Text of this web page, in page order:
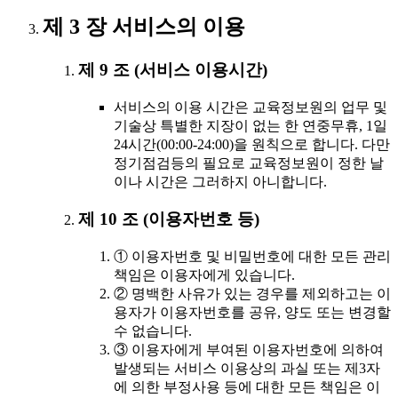
제 3 장 서비스의 이용
제 9 조 (서비스 이용시간)
서비스의 이용 시간은 교육정보원의 업무 및
기술상 특별한 지장이 없는 한 연중무휴, 1일
24시간(00:00-24:00)을 원칙으로 합니다. 다만
정기점검등의 필요로 교육정보원이 정한 날
이나 시간은 그러하지 아니합니다.
제 10 조 (이용자번호 등)
① 이용자번호 및 비밀번호에 대한 모든 관리
책임은 이용자에게 있습니다.
② 명백한 사유가 있는 경우를 제외하고는 이
용자가 이용자번호를 공유, 양도 또는 변경할
수 없습니다.
③ 이용자에게 부여된 이용자번호에 의하여
발생되는 서비스 이용상의 과실 또는 제3자
에 의한 부정사용 등에 대한 모든 책임은 이